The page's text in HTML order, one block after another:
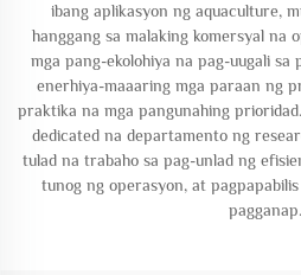
ibang aplikasyon ng aquaculture,
hanggang sa malaking komersyal na
mga pang-ekolohiya na pag-uugali sa
enerhiya-maaaring mga paraan ng
praktika na mga pangunahing
dedicated na departamento ng
tulad na trabaho sa pag-unlad ng
tunog ng operasyon, at
pagganap.